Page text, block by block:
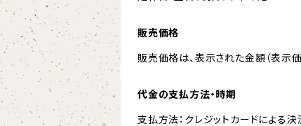
販売価格
販売価格は、表示された金額（表示
代金の支払方法・時期
支払方法：クレジットカードによる